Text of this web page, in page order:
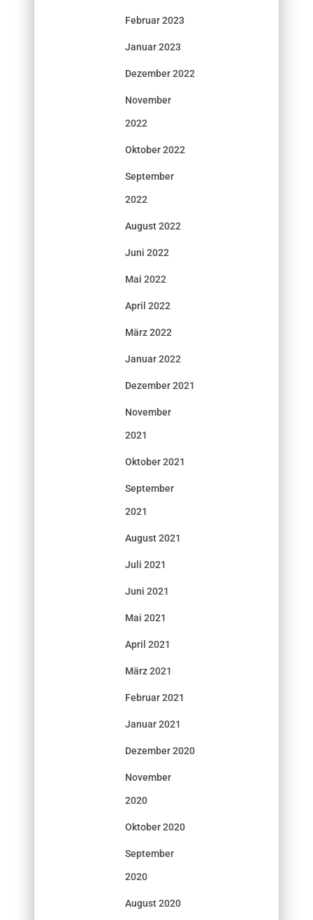
Februar 2023
Januar 2023
Dezember 2022
November
2022
Oktober 2022
September
2022
August 2022
Juni 2022
Mai 2022
April 2022
März 2022
Januar 2022
Dezember 2021
November
2021
Oktober 2021
September
2021
August 2021
Juli 2021
Juni 2021
Mai 2021
April 2021
März 2021
Februar 2021
Januar 2021
Dezember 2020
November
2020
Oktober 2020
September
2020
August 2020